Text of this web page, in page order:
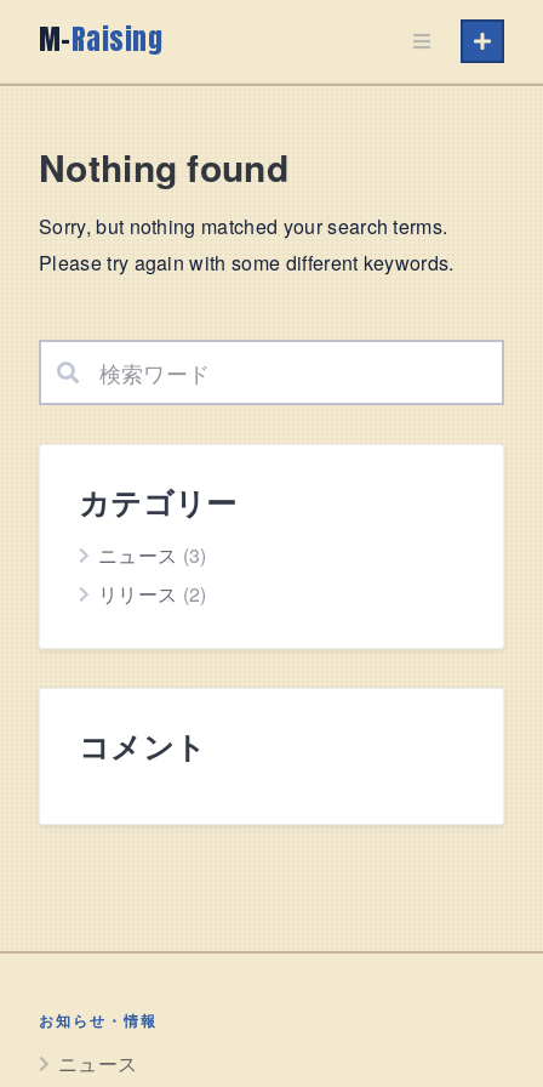
M-Raising
Nothing found
Sorry, but nothing matched your search terms.
Please try again with some different keywords.
カテゴリー
ニュース (3)
リリース (2)
コメント
お知らせ・情報
ニュース